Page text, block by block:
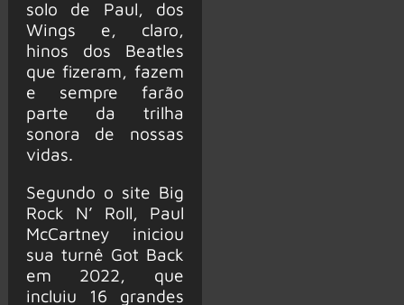
solo de Paul, dos
Wings e, claro,
hinos dos Beatles
que fizeram, fazem
e sempre farão
parte da trilha
sonora de nossas
vidas.
Segundo o site Big
Rock N’ Roll, Paul
McCartney iniciou
sua turnê Got Back
em 2022, que
incluiu 16 grandes